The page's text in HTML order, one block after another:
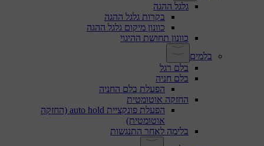
גלגל ההגה
בקרות גלגל ההגה
כוונון מיקום גלגל ההגה
כוונון תחושת ההיגוי
בלמים
בלם רגל
בלם חניה
הפעלת בלם החניה
החזקה אוטומטית
הפעלת פונקציית auto hold (החזקה
אוטומטית)
בלימה לאחר התנגשות